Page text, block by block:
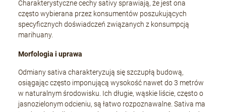
Charakterystyczne cechy sativy sprawiają, że jest ona
często wybierana przez konsumentów poszukujących
specyficznych doświadczeń związanych z konsumpcją
marihuany.
Morfologia i uprawa
Odmiany sativa charakteryzują się szczupłą budową,
osiągając często imponującą wysokość nawet do 3 metrów
w naturalnym środowisku. Ich długie, wąskie liście, często o
jasnozielonym odcieniu, są łatwo rozpoznawalne. Sativa ma